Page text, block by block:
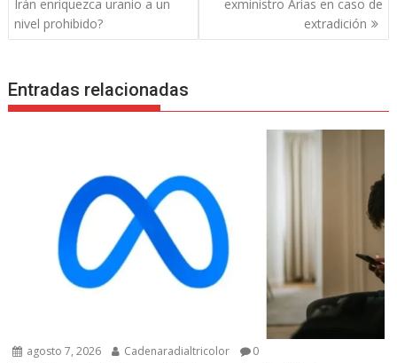
entradas
Irán enriquezca uranio a un
nivel prohibido?
exministro Arias en caso de
extradición
Entradas relacionadas
agosto 7, 2026 Cadenaradialtricolor 0